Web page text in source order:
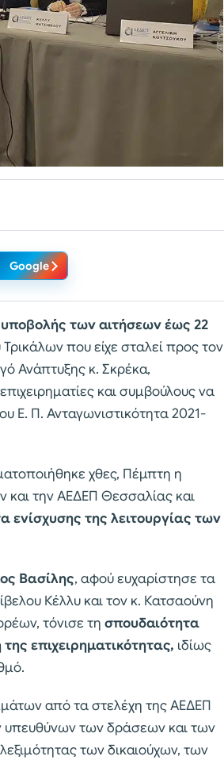
Google
των αιτήσεων έως 22
που είχε σταλεί προς τον
Ανάπτυξης κ. Σκρέκα,
και συμβούλους να
Ε. Π. Ανταγωνιστικότητα 2021-
χθες, Πέμπτη η
και την ΑΕΔΕΠ Θεσσαλίας και
ενίσχυσης της λειτουργίας των
Βασίλης, αφού ευχαρίστησε τα
Κέλλυ και τον κ. Κατσαούνη
τόνισε τη σπουδαιότητα
επιχειρηματικότητας, ιδίως
από τα στελέχη της ΑΕΔΕΠ
υπευθύνων των δράσεων και των
των δικαιούχων, των